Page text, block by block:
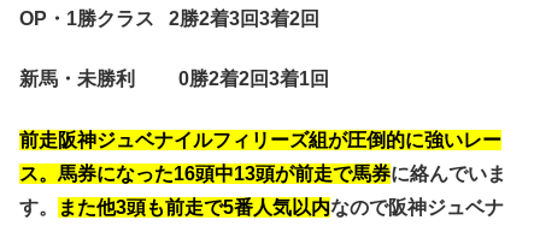
OP・1勝クラス 2勝2着3回3着2回
新馬・未勝利 0勝2着2回3着1回
前走阪神ジュベナイルフィリーズ組が圧倒的に強いレー
ス。馬券になった16頭中13頭が前走で馬券に絡んでいま
す。
また他3頭も前走で5番人気以内なので阪神ジュベナ